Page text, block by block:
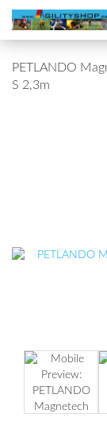
PETLANDO
S 2,3m